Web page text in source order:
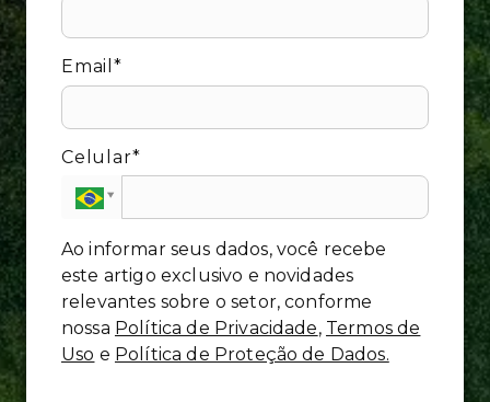
Email*
Celular*
Ao informar seus dados, você recebe
este artigo exclusivo e novidades
relevantes sobre o setor, conforme
nossa Política de Privacidade, Termos de
Uso e Política de Proteção de Dados.